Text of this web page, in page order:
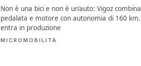
Non è una bici e non è un’auto: Vigoz combina
pedalata e motore con autonomia di 160
entra in produzione
MICROMOBILITÀ